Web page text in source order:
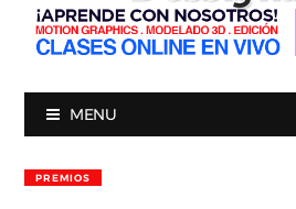
MENU
PREMIOS